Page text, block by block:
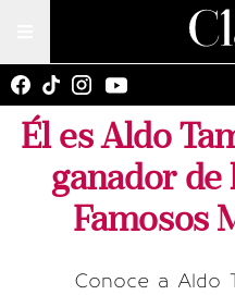
Él es Aldo
ganador de
Famosos
Conoce a Aldo